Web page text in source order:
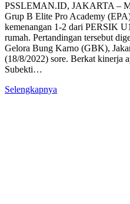
PSSLEMAN.ID, JAKARTA –
Grup B Elite Pro Academy
kemenangan 1-2 dari PERSIK
rumah. Pertandingan tersebut
Gelora Bung Karno (GBK),
(18/8/2022) sore. Berkat kinerja
Subekti…
Selengkapnya